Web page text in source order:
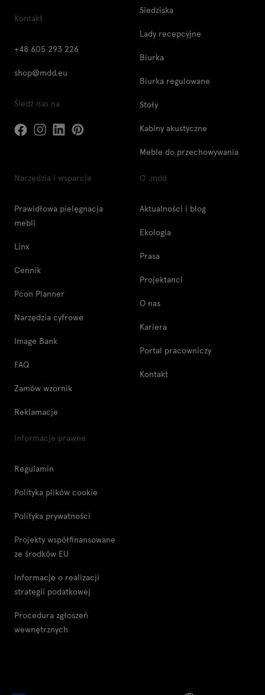
Kontakt
+48 605 293 226
shop@mdd.eu
Śledź nas na
Siedziska
Lady recepcyjne
Biurka
Biurka regulowane
Stoły
Kabiny akustyczne
Meble do przechowywania
Narzędzia i wsparcie
Prawidłowa pielęgnacja
mebli
Linx
Cennik
Pcon Planner
Narzędzia cyfrowe
Image Bank
FAQ
Zamów wzornik
Reklamacje
O .mdd
Aktualności i blog
Ekologia
Prasa
Projektanci
O nas
Kariera
Portal pracowniczy
Kontakt
Informacje prawne
Regulamin
Polityka plików cookie
Polityka prywatności
Projekty współfinansowane
ze środków EU
Informacje o realizacji
strategii podatkowej
Procedura zgłoszeń
wewnętrznych